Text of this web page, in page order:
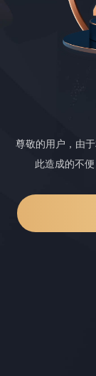
尊敬的用户，由
此造成的不